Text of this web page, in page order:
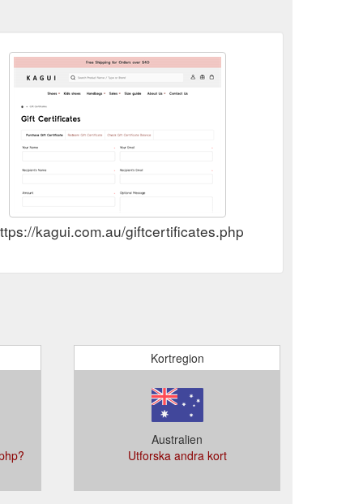
kagui.com.au/giftcertificates.php
Kortregion
Australien
Utforska andra kort